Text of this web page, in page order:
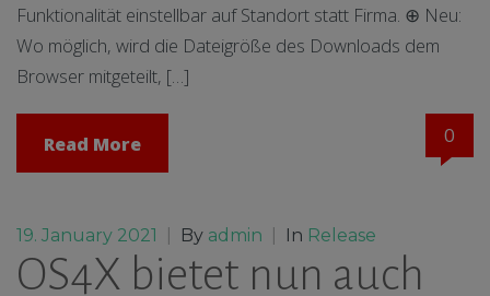
Funktionalität einstellbar auf Standort statt Firma. ⊕ Neu:
Wo möglich, wird die Dateigröße des Downloads dem
Browser mitgeteilt, […]
Read More 0
19. January 2021 By admin In Release
OS4X bietet nun auch